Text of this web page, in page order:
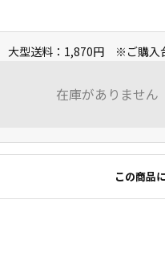
大型送料：1,870円 ※ご購入
在庫がありません
この商品